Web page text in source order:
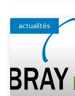
actualités